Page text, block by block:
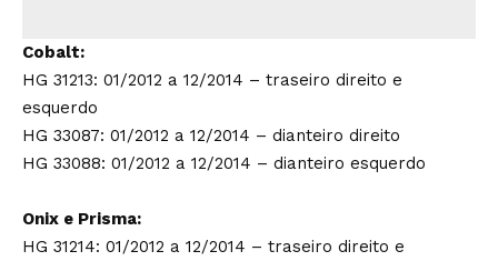
Cobalt:
HG 31213: 01/2012 a 12/2014 – traseiro direito e
esquerdo
HG 33087: 01/2012 a 12/2014 – dianteiro direito
HG 33088: 01/2012 a 12/2014 – dianteiro esquerdo
Onix e Prisma:
HG 31214: 01/2012 a 12/2014 – traseiro direito e